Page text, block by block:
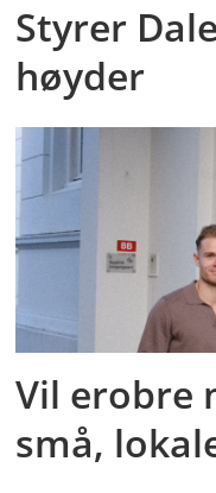
Styrer
høyder
Vil erobre
små,